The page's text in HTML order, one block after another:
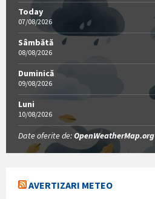
Today
07/08/2026
Sâmbătă
08/08/2026
Duminică
09/08/2026
Luni
10/08/2026
Date oferite de:OpenWeatherMap.org
AVERTIZARI METEO